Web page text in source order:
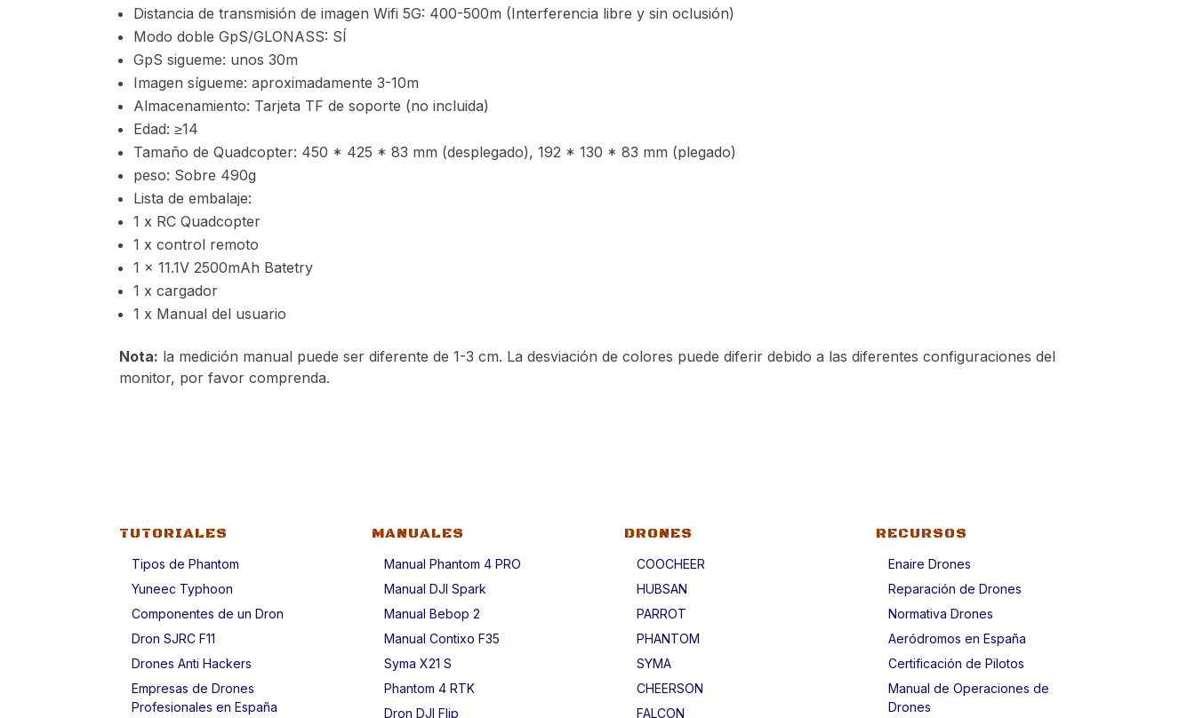
Distancia de transmisión de imagen Wifi 5G: 400-500m (Interferencia libre y sin oclusión)
Modo doble GpS/GLONASS: SÍ
GpS sigueme: unos 30m
Imagen sígueme: aproximadamente 3-10m
Almacenamiento: Tarjeta TF de soporte (no incluida)
Edad: ≥14
Tamaño de Quadcopter: 450 * 425 * 83 mm (desplegado), 192 * 130 * 83 mm (plegado)
peso: Sobre 490g
Lista de embalaje:
1 x RC Quadcopter
1 x control remoto
1 x 11.1V 2500mAh Batetry
1 x cargador
1 x Manual del usuario
Nota: la medición manual puede ser diferente de 1-3 cm. La desviación de colores puede diferir debido a las diferentes configuraciones del
monitor, por favor comprenda.
TUTORIALES
Tipos de Phantom
Yuneec Typhoon
Componentes de un Dron
Dron SJRC F11
Drones Anti Hackers
Empresas de Drones
Profesionales en España
MANUALES
Manual Phantom 4 PRO
Manual DJI Spark
Manual Bebop 2
Manual Contixo F35
Syma X21 S
Phantom 4 RTK
Dron DJI Flip
DRONES
COOCHEER
HUBSAN
PARROT
PHANTOM
SYMA
CHEERSON
FALCON
RECURSOS
Enaire Drones
Reparación de Drones
Normativa Drones
Aeródromos en España
Certificación de Pilotos
Manual de Operaciones de
Drones